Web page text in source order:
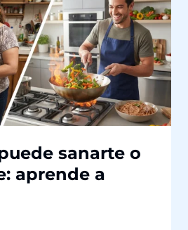
sanarte o
aprende a